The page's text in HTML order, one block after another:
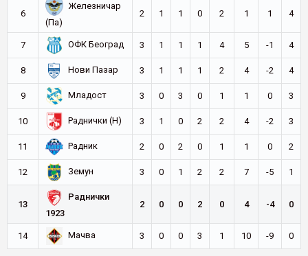
6
Железничар
(Па)
2 1 1 0 2 1 1 4
7 ОФК Београд 3 1 1 1 4 5 -1 4
8 Нови Пазар 3 1 1 1 2 4 -2 4
9 Младост 3 0 3 0 1 1 0 3
10 Раднички (Н) 3 1 0 2 2 4 -2 3
11 Радник 2 0 2 0 1 1 0 2
12 Земун 3 0 1 2 2 7 -5 1
13
Раднички
1923
2 0 0 2 0 4 -4 0
14 Мачва 3 0 0 3 1 10 -9 0